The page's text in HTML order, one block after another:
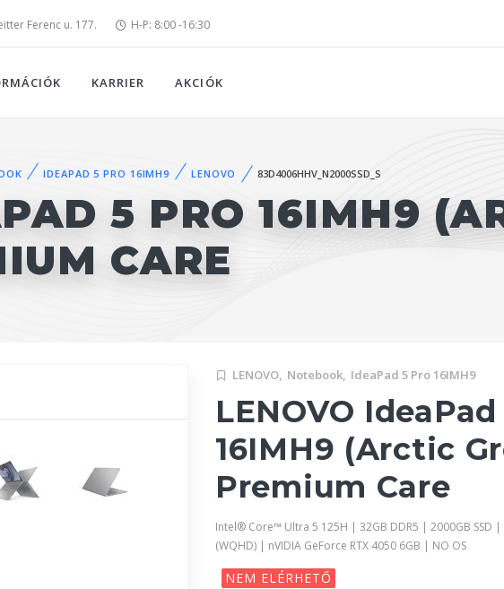
Ferenc u. 177. H-P: 8:00 -16:30
KARRIER AKCIÓK
IDEAPAD 5 PRO 16IMH9 LENOVO 83D4006HHV_N2000SSD_S
5 PRO 16IMH9
CARE
LENOVO, Notebook, IdeaPad 5 Pro 16IMH9
LENOVO
16IMH9 (Arctic
Premium Care
Intel® Core™ Ultra 5 125H | 32GB DDR5 | 2000GB SSD
(WQHD) | nVIDIA GeForce RTX 4050 6GB | NO OS
NEM ELÉRHETŐ